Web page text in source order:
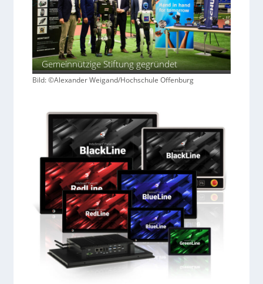
Gemeinnützige Stiftung gegründet
Bild: ©Alexander Weigand/Hochschule Offenburg